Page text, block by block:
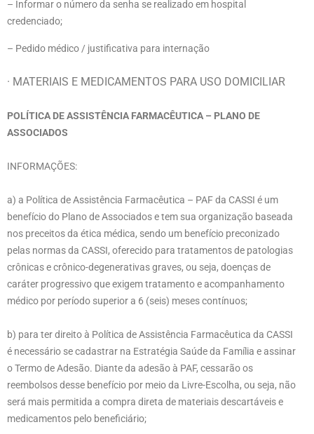
– Informar o número da senha se realizado em hospital
credenciado;
– Pedido médico / justificativa para internação
· MATERIAIS E MEDICAMENTOS PARA USO DOMICILIAR
POLÍTICA DE ASSISTÊNCIA FARMACÊUTICA – PLANO DE
ASSOCIADOS
INFORMAÇÕES:
a) a Política de Assistência Farmacêutica – PAF da CASSI é um
benefício do Plano de Associados e tem sua organização baseada
nos preceitos da ética médica, sendo um benefício preconizado
pelas normas da CASSI, oferecido para tratamentos de patologias
crônicas e crônico-degenerativas graves, ou seja, doenças de
caráter progressivo que exigem tratamento e acompanhamento
médico por período superior a 6 (seis) meses contínuos;
b) para ter direito à Política de Assistência Farmacêutica da CASSI
é necessário se cadastrar na Estratégia Saúde da Família e assinar
o Termo de Adesão. Diante da adesão à PAF, cessarão os
reembolsos desse benefício por meio da Livre-Escolha, ou seja, não
será mais permitida a compra direta de materiais descartáveis e
medicamentos pelo beneficiário;